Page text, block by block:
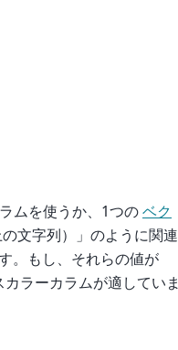
ムを使うか、1つのベク
文字列）」のように関連
。もし、それらの値が
ラーカラムが適していま